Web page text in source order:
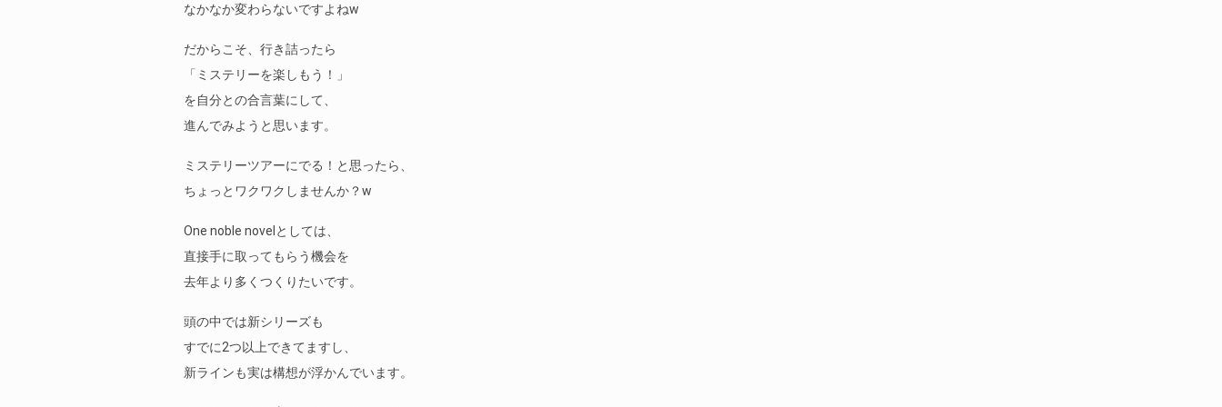
なかなか変わらないですよねw
だからこそ、行き詰ったら
「ミステリーを楽しもう！」
を自分との合言葉にして、
進んでみようと思います。
ミステリーツアーにでる！と思ったら、
ちょっとワクワクしませんか？w
One noble novelとしては、
直接手に取ってもらう機会を
去年より多くつくりたいです。
頭の中では新シリーズも
すでに2つ以上できてますし、
新ラインも実は構想が浮かんでいます。